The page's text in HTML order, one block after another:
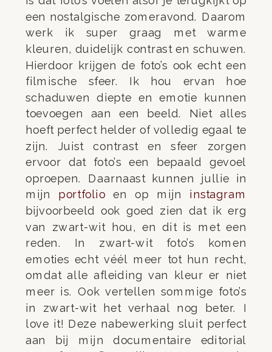
een nostalgische zomeravond. Daarom
werk ik super graag met warme
kleuren, duidelijk contrast en schuwen.
Hierdoor krijgen de foto’s ook echt een
filmische sfeer. Ik hou ervan hoe
schaduwen diepte en emotie kunnen
toevoegen aan een beeld. Niet alles
hoeft perfect helder of volledig egaal te
zijn. Juist contrast en sfeer zorgen
ervoor dat foto’s een bepaald gevoel
oproepen. Daarnaast kunnen jullie in
mijn portfolio en op mijn instagram
bijvoorbeeld ook goed zien dat ik erg
van zwart-wit hou, en dit is met een
reden. In zwart-wit foto’s komen
emoties echt véél meer tot hun recht,
omdat alle afleiding van kleur er niet
meer is. Ook vertellen sommige foto’s
in zwart-wit het verhaal nog beter. I
love it! Deze nabewerking sluit perfect
aan bij mijn documentaire editorial